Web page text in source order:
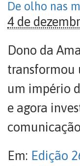
De olho nas
4 de
Dono da
um império
e agora
comunicação
Em: Edição